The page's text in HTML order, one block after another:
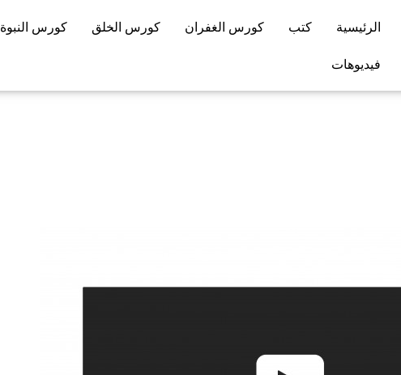
الرئيسية كتب كورس الغفران كورس الخلق كورس النبوة
فيديوهات